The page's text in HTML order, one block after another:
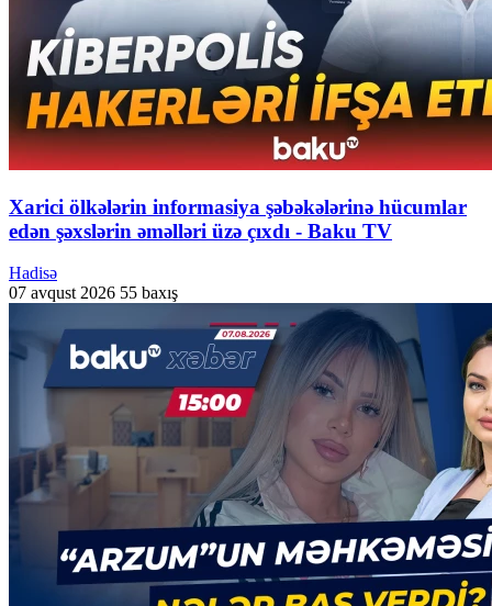
Xarici ölkələrin informasiya şəbəkələrinə hücumlar
edən şəxslərin əməlləri üzə çıxdı - Baku TV
Hadisə
07 avqust 2026 55 baxış